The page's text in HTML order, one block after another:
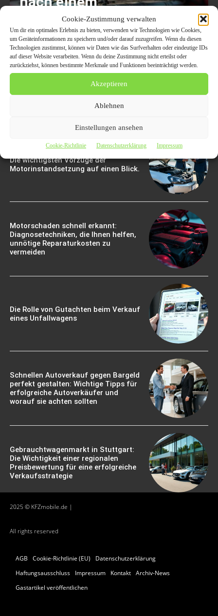
Cookie-Zustimmung verwalten
Um dir ein optimales Erlebnis zu bieten, verwenden wir Technologien wie Cookies,
um Geräteinformationen zu speichern und/oder darauf zuzugreifen. Wenn du diesen
Technologien zustimmst, können wir Daten wie das Surfverhalten oder eindeutige IDs
auf dieser Website verarbeiten. Wenn du deine Zustimmung nicht erteilst oder
zurückziehst, können bestimmte Merkmale und Funktionen beeinträchtigt werden.
Akzeptieren
Ablehnen
Einstellungen ansehen
Cookie-Richtlinie Datenschutzerklärung Impressum
Motorschaden: Alles über
Motorinstandsetzung,
Austauschmotor und den
richtigen Zeitpunkt für
den Motorschadenankauf
Die wichtigsten Vorzüge der
Motorinstandsetzung auf einen Blick.
Motorschaden schnell erkannt:
Diagnosetechniken, die Ihnen helfen,
unnötige Reparaturkosten zu
vermeiden
Die Rolle von Gutachten beim Verkauf
eines Unfallwagens
Schnellen Autoverkauf gegen Bargeld
perfekt gestalten: Wichtige Tipps für
erfolgreiche Autoverkäufer und
worauf sie achten sollten
Gebrauchtwagenmarkt in Stuttgart:
Die Wichtigkeit einer regionalen
Preisbewertung für eine erfolgreiche
Verkaufsstrategie
2025 © KFZmobile.de |
All rights reserved
AGB Cookie-Richtlinie (EU)
Datenschutzerklärung
Haftungsausschluss
Impressum Kontakt Archiv-News
Gastartikel veröffentlichen